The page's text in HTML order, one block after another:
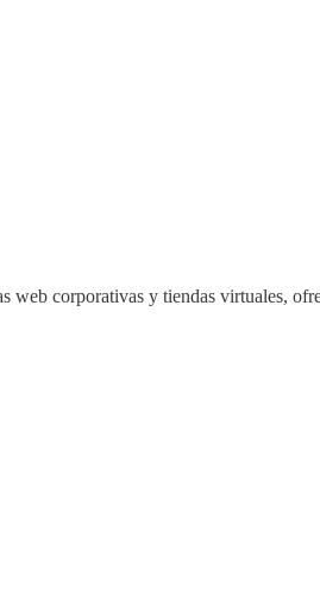
corporativas y tiendas virtuales,